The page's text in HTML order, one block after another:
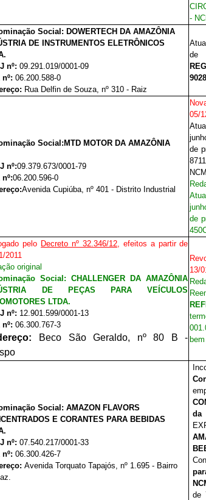
-
Social: DOWERTECH DA AMAZÔNIA
DE INSTRUMENTOS ELETRÔNICOS
nº:09.291.019/0001-09
nº: 06.200.588-0
Rua Delfin de Souza, nº 310 - Raiz
de
Social:MTD MOTOR DA AMAZÔNIA
nº:09.379.673/0001-79
nº:06.200.596-0
Avenida Cupiúba, nº 401 - Distrito Industrial
05/
de
de
pelo Decreto nº 32.346/12, efeitos a partir de
2011
original
Social:
CHALLENGER DA AMAZÔNIA
DE PEÇAS PARA VEÍCULOS
LTDA.
nº: 12.901.599/0001-13
nº: 06.300.767-3
Beco São Geraldo, nº 80 B -
13/
Social: AMAZON FLAVORS
E CORANTES PARA BEBIDAS
nº:07.540.217/0001-33
nº: 06.300.426-7
Avenida Torquato Tapajós, nº 1.695 - Bairro
de